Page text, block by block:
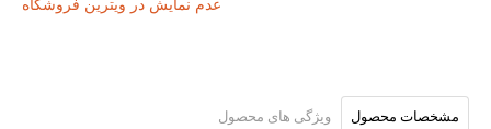
عدم نمایش در ویترین فروشگاه
مشخصات محصول ویژگی های محصول